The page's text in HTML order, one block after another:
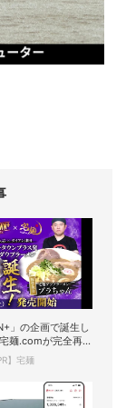
」の企画で誕生し
麺.comが完全再
現！】宅麺